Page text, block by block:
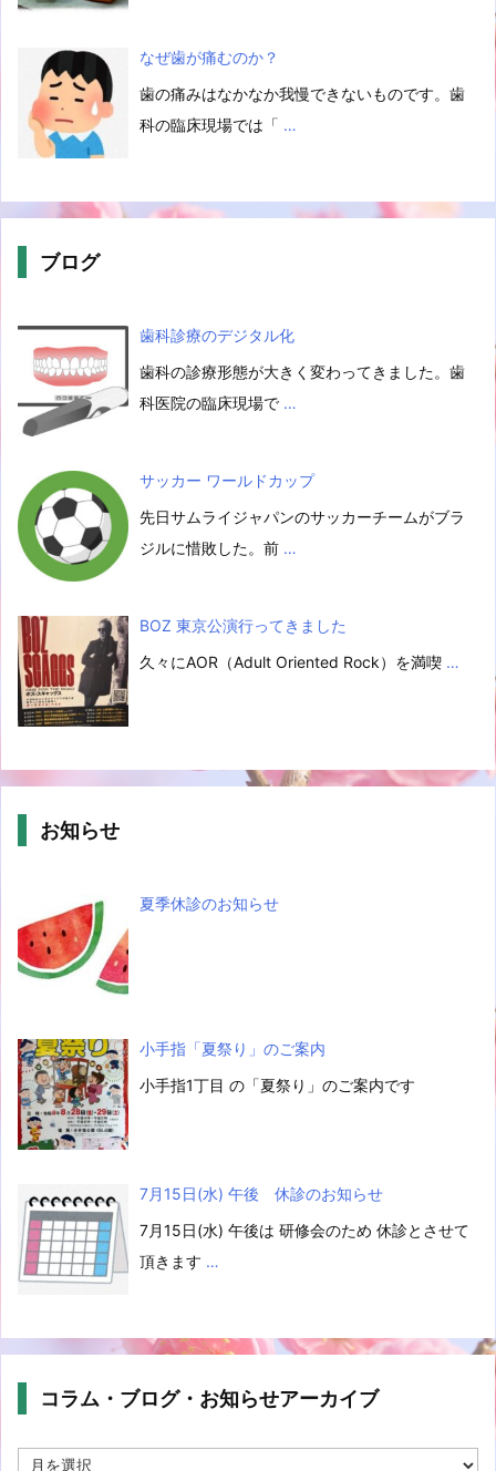
なぜ歯が痛むのか？
歯の痛みはなかなか我慢できないものです。歯
科の臨床現場では「 …
ブログ
歯科診療のデジタル化
歯科の診療形態が大きく変わってきました。歯
科医院の臨床現場で …
サッカー ワールドカップ
先日サムライジャパンのサッカーチームがブラ
ジルに惜敗した。前 …
BOZ 東京公演行ってきました
久々にAOR（Adult Oriented Rock）を満喫 …
お知らせ
夏季休診のお知らせ
小手指「夏祭り」のご案内
小手指1丁目 の「夏祭り」のご案内です
7月15日(水) 午後 休診のお知らせ
7月15日(水) 午後は 研修会のため 休診とさせて
頂きます …
コラム・ブログ・お知らせアーカイブ